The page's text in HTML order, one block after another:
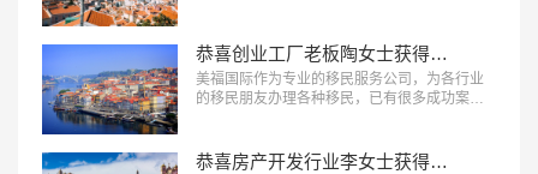
…
恭喜创业工厂老板陶女士获得葡萄牙黄金居留权！
美福国际作为专业的移民服务公司，为各行业
的移民朋友办理各种移民，已有很多成功案
恭喜房产开发行业李女士获得葡萄牙黄金居留权！